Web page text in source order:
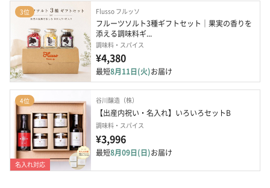
3位 Flusso フルッソ
フルーツソルト3種ギフトセット｜果実の香りを
添える調味料ギ...
調味料・スパイス
¥4,380
最短8月11日(火)お届け
4位
名入れ対応
谷川醸造（株）
【出産内祝い・名入れ】いろいろセットB
調味料・スパイス
¥3,996
最短8月09日(日)お届け